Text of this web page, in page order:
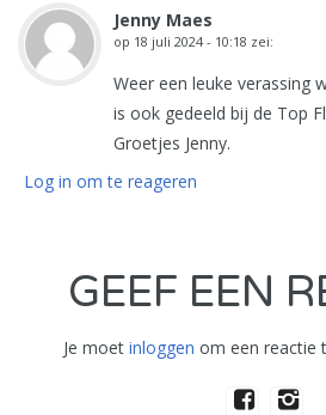
Jenny Maes
op 18 juli 2024 - 10:18 zei:
Weer een leuke verassing
is ook gedeeld bij de Top
Groetjes Jenny.
Log in om te reageren
GEEF EEN
Je moet inloggen om een reactie